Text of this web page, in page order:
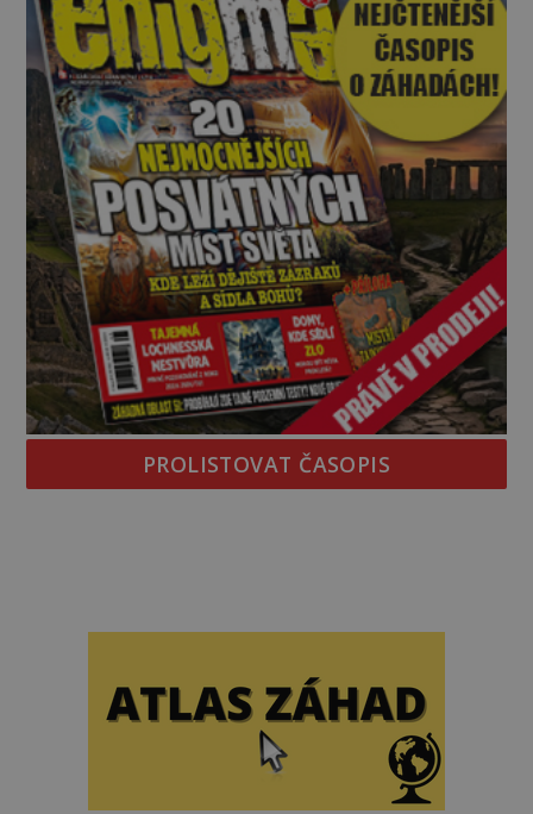
PROLISTOVAT ČASOPIS